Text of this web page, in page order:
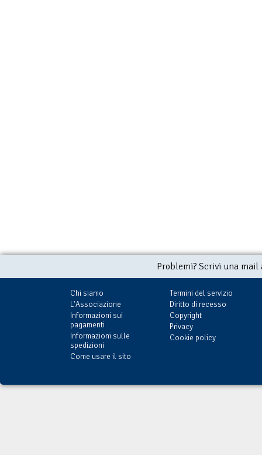
Problemi? Scrivi una
Chi siamo
L'Associazione
Informazioni sui
pagamenti
Informazioni sulle
spedizioni
Come usare il sito
Termini del servizio
Diritto di recesso
Copyright
Privacy
Cookie policy